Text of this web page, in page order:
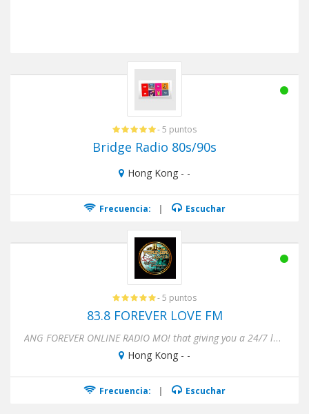
- 5 puntos
Bridge Radio 80s/90s
Hong Kong - -
Frecuencia: | Escuchar
- 5 puntos
83.8 FOREVER LOVE FM
ANG FOREVER ONLINE RADIO MO! that giving you a 24/7 love songs hits music!
Hong Kong - -
Frecuencia: | Escuchar